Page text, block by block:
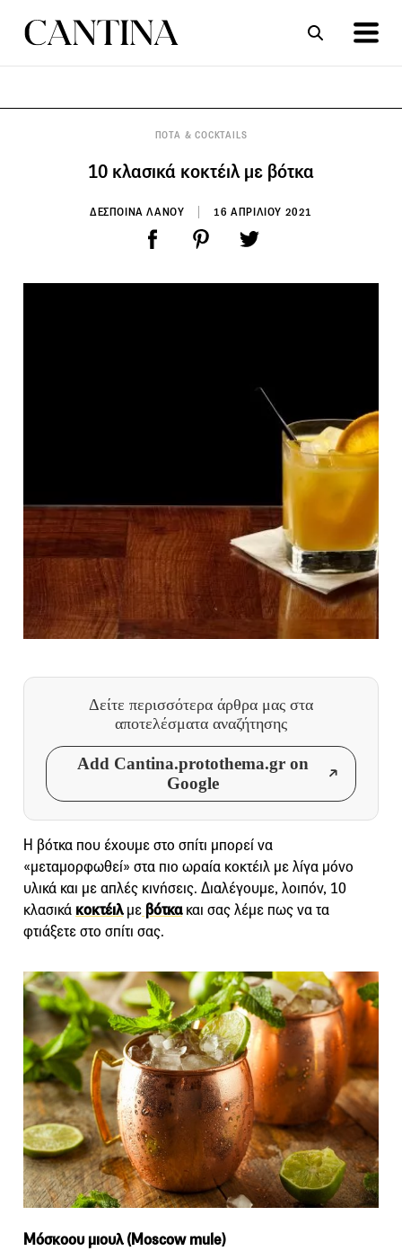
ΠΟΤΑ & COCKTAILS
10 κλασικά κοκτέιλ με βότκα
ΔΕΣΠΟΙΝΑ ΛΑΝΟΥ 16 ΑΠΡΙΛΙΟΥ 2021
Δείτε περισσότερα άρθρα μας στα
αποτελέσματα αναζήτησης
Add Cantina.protothema.gr on
Google
H βότκα που έχουμε στο σπίτι μπορεί να
«μεταμορφωθεί» στα πιο ωραία κοκτέιλ με λίγα μόνο
υλικά και με απλές κινήσεις. Διαλέγουμε, λοιπόν, 10
κλασικά κοκτέιλμε βότκακαι σας λέμε πως να τα
φτιάξετε στο σπίτι σας.
Μόσκοου μιουλ (Moscow mule)